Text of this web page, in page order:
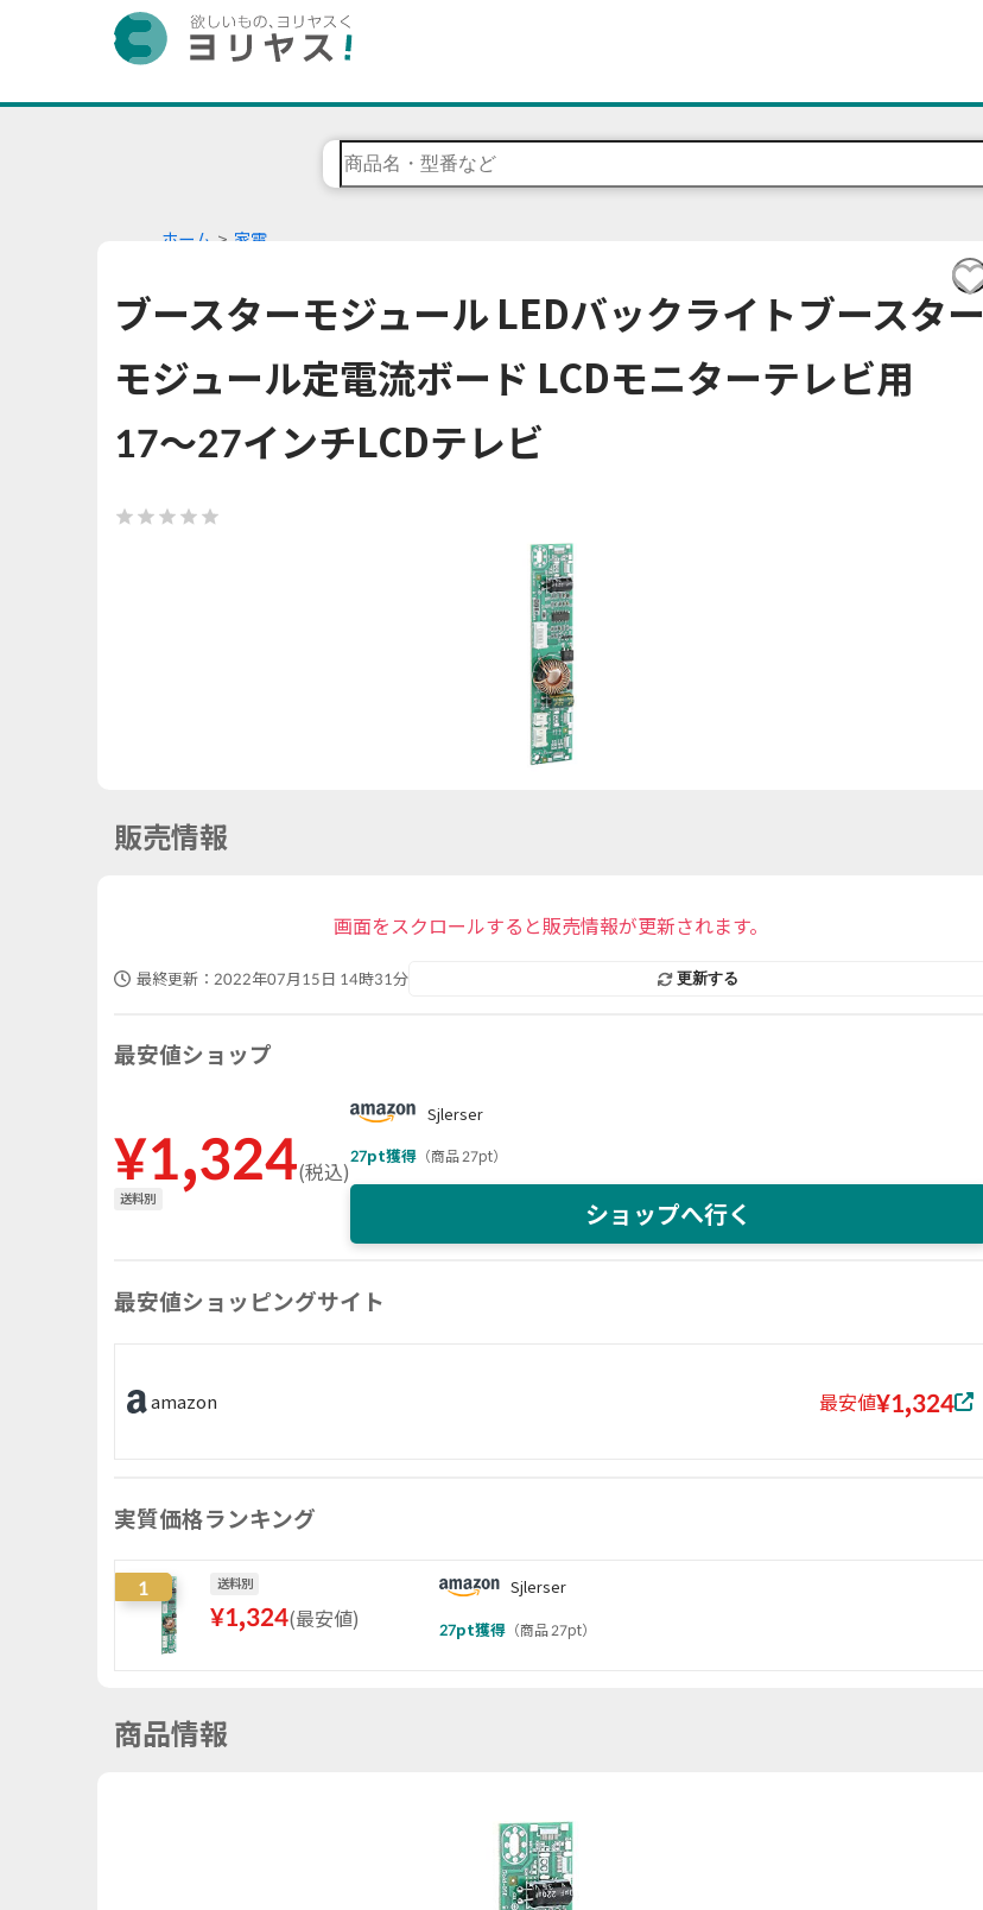
ホーム 家電
ブースターモジュール LEDバックライトブースター
モジュール定電流ボード LCDモニターテレビ用
17〜27インチLCDテレビ
販売情報
画面をスクロールすると販売情報が更新されます。
最終更新： 2022年07月15日 14時31分 更新する
最安値ショップ
¥1,324(税込)
送料別
Sjlerser
27pt獲得 （商品 27pt）
ショップへ行く
最安値ショッピングサイト
amazon 最安値¥1,324
実質価格ランキング
1 送料別
¥1,324(最安値)
Sjlerser
27pt獲得 （商品 27pt）
商品情報